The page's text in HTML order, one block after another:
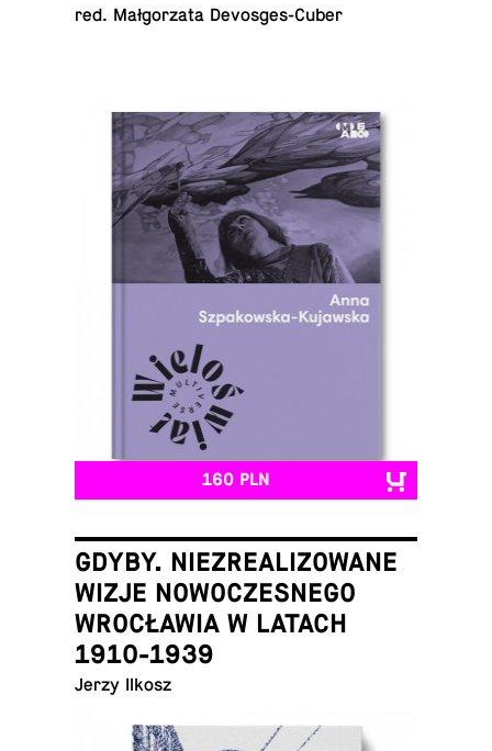
red. Mał­go­rza­ta Devosges-Cuber
160 PLN
GDYBY. NIEZREALIZOWANE
WIZJE NOWOCZESNEGO
WROCŁAWIA W LATACH
1910-1939
Jerzy Ilkosz